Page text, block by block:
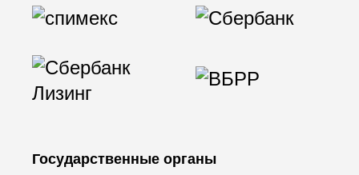
Государственные органы